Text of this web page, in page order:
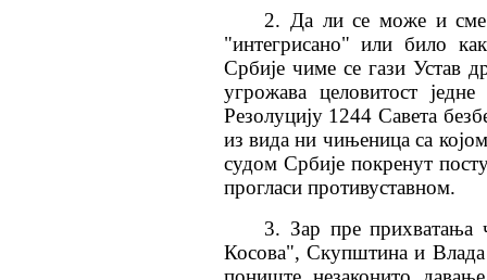
2. Да ли се може и сме
"интегрисано" или било
Србије чиме се гази Устав
угрожава целовитост
Резолуцију 1244 Савета
из вида ни чињеница са
судом Србије покренут
прогласи противуставном.
3. Зар пре прихватања
Косова", Скупштина и Влада